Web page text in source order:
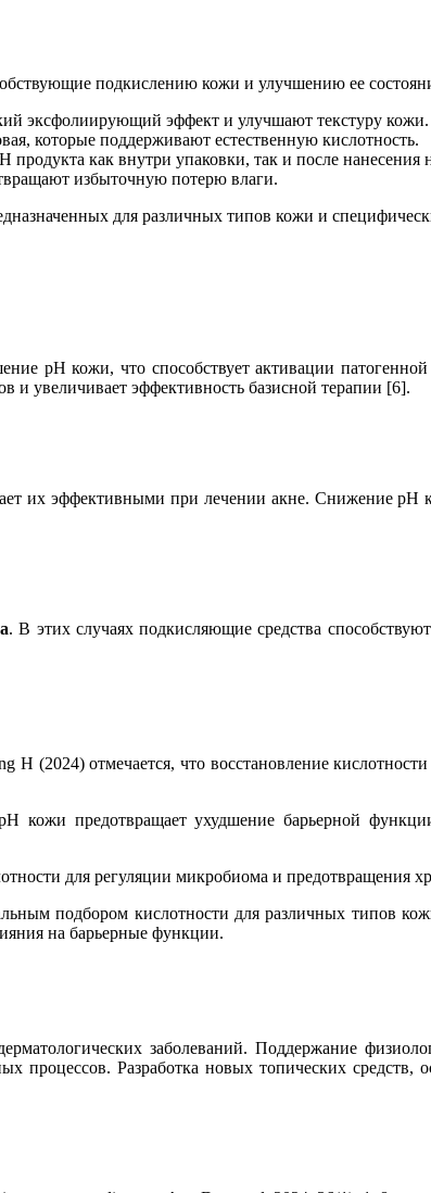
подкислению кожи и улучшению ее
эксфолиирующий эффект и улучшают текстуру кожи.
которые поддерживают естественную кислотность.
как внутри упаковки, так и после нанесения
избыточную потерю влаги.
для различных типов кожи и
pH кожи, что способствует активации
и увеличивает эффективность базисной терапии [6].
их эффективными при лечении акне. Снижение pH
. В этих случаях подкисляющие средства
(2024) отмечается, что восстановление
кожи предотвращает ухудшение барьерной
для регуляции микробиома и предотвращения
подбором кислотности для различных типов
на барьерные функции.
заболеваний. Поддержание
Разработка новых топических средств,